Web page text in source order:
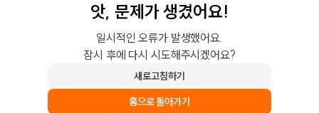
앗, 문제가 생겼어요!
일시적인 오류가 발생했어요.
잠시 후에 다시 시도해주시겠어요?
새로고침하기
홈으로 돌아가기